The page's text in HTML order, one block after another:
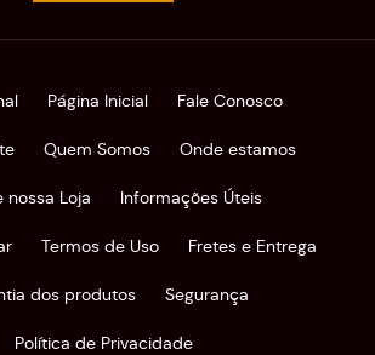
Página Inicial Fale Conosco
Quem Somos Onde estamos
nossa Loja Informações Úteis
Termos de Uso Fretes e Entrega
dos produtos Segurança
Política de Privacidade